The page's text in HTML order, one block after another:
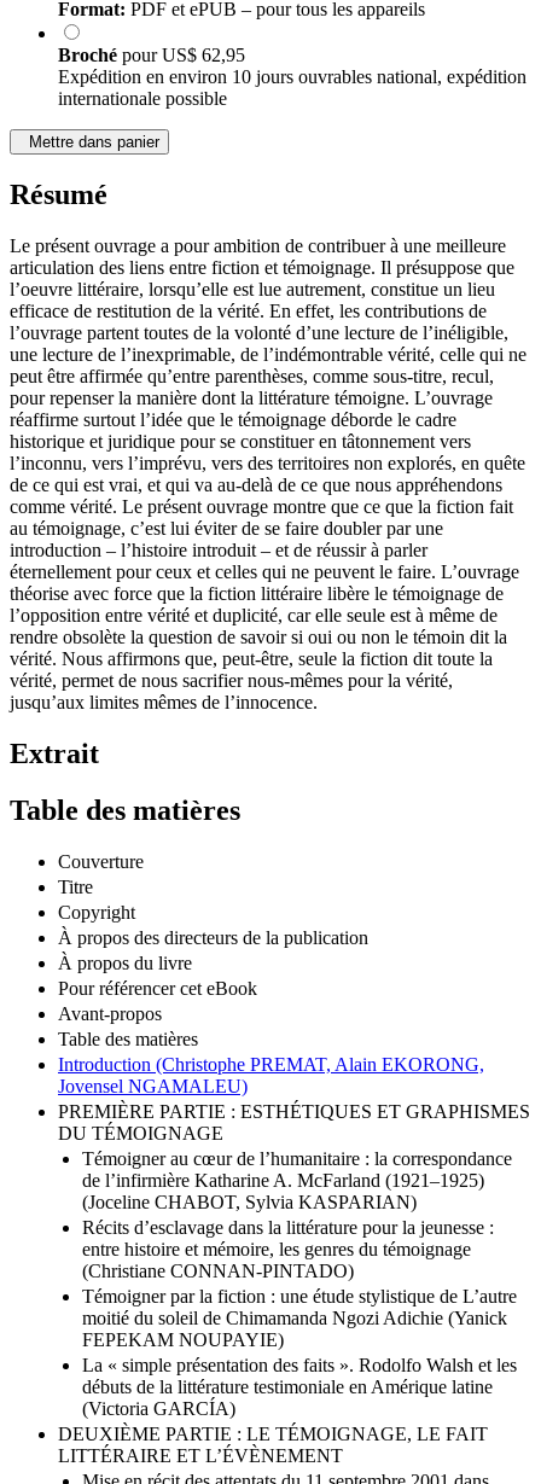
Téléchargement immédiat. Prix TTC
Format:
BrochépourUS$ 62,95
Expédition en environ 10 jours ouvrables national, expédition
Le présent ouvrage a pour ambition de contribuer à une meilleure
articulation des liens entre fiction et témoignage. Il présuppose que
l’oeuvre littéraire, lorsqu’elle est lue autrement, constitue un lieu
efficace de restitution de la vérité. En effet, les contributions de
l’ouvrage partent toutes de la volonté d’une lecture de l’inéligible,
une lecture de l’inexprimable, de l’indémontrable vérité, celle qui ne
peut être affirmée qu’entre parenthèses, comme sous-titre, recul,
pour repenser la manière dont la littérature témoigne. L’ouvrage
réaffirme surtout l’idée que le témoignage déborde le cadre
historique et juridique pour se constituer en tâtonnement vers
l’inconnu, vers l’imprévu, vers des territoires non explorés, en quête
de ce qui est vrai, et qui va au-delà de ce que nous appréhendons
comme vérité. Le présent ouvrage montre que ce que la fiction fait
au témoignage, c’est lui éviter de se faire doubler par une
introduction – l’histoire introduit – et de réussir à parler
éternellement pour ceux et celles qui ne peuvent le faire. L’ouvrage
théorise avec force que la fiction littéraire libère le témoignage de
l’opposition entre vérité et duplicité, car elle seule est à même de
rendre obsolète la question de savoir si oui ou non le témoin dit la
vérité. Nous affirmons que, peut-être, seule la fiction dit toute la
vérité, permet de nous sacrifier nous-mêmes pour la vérité,
Couverture
Titre
Copyright
À propos des directeurs de la publication
À propos du livre
Pour référencer cet eBook
Avant-propos
Table des matières
Introduction (Christophe PREMAT, Alain EKORONG,
Jovensel NGAMALEU)
PREMIÈRE PARTIE : ESTHÉTIQUES ET GRAPHISMES
DU TÉMOIGNAGE
Témoigner au cœur de l’humanitaire : la correspondance
de l’infirmière Katharine A. McFarland (1921–1925)
(Joceline CHABOT, Sylvia KASPARIAN)
Récits d’esclavage dans la littérature pour la jeunesse :
entre histoire et mémoire, les genres du témoignage
(Christiane CONNAN-PINTADO)
Témoigner par la fiction : une étude stylistique de L’autre
moitié du soleil de Chimamanda Ngozi Adichie (Yanick
FEPEKAM NOUPAYIE)
La « simple présentation des faits ». Rodolfo Walsh et les
débuts de la littérature testimoniale en Amérique latine
(Victoria GARCÍA)
DEUXIÈME PARTIE : LE TÉMOIGNAGE, LE FAIT
LITTÉRAIRE ET L’ÉVÈNEMENT